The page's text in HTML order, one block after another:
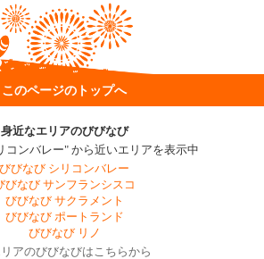
このページのトップへ
身近なエリアのびびなび
コンバレー" から近いエリアを表示中
びびなび シリコンバレー
びなび サンフランシスコ
びびなび サクラメント
びびなび ポートランド
びびなび リノ
アのびびなびはこちらから